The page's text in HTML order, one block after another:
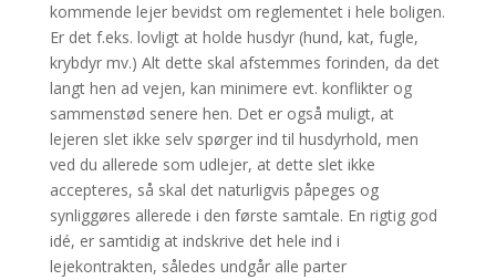
kommende lejer bevidst om reglementet i hele boligen.
Er det f.eks. lovligt at holde husdyr (hund, kat, fugle,
krybdyr mv.) Alt dette skal afstemmes forinden, da det
langt hen ad vejen, kan minimere evt. konflikter og
sammenstød senere hen. Det er også muligt, at
lejeren slet ikke selv spørger ind til husdyrhold, men
ved du allerede som udlejer, at dette slet ikke
accepteres, så skal det naturligvis påpeges og
synliggøres allerede i den første samtale. En rigtig god
idé, er samtidig at indskrive det hele ind i
lejekontrakten, således undgår alle parter